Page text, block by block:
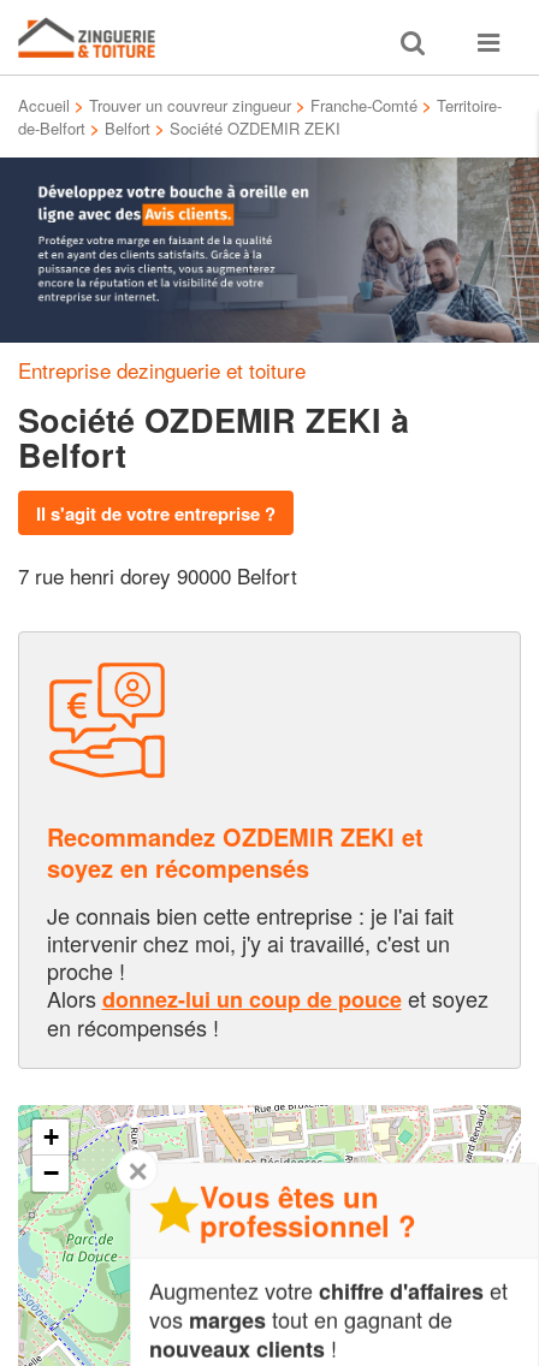
Toggle
search
Toggle
Accueil > Trouver un couvreur zingueur > Franche-Comté > Territoire-
de-Belfort > Belfort > Société OZDEMIR ZEKI
Entreprise dezinguerie et toiture
Société OZDEMIR ZEKI à
Belfort
Il s'agit de votre entreprise ?
7 rue henri dorey 90000 Belfort
Recommandez OZDEMIR ZEKI et
soyez en récompensés
Je connais bien cette entreprise : je l'ai fait
intervenir chez moi, j'y ai travaillé, c'est un
proche !
Alorsdonnez-lui un coup de pouceet soyez
en récompensés !
+
−
✕
Vous êtes un
professionnel ?
Augmentez votrechiffre d'affaireset
vos margestout en gagnant de
nouveaux clients !